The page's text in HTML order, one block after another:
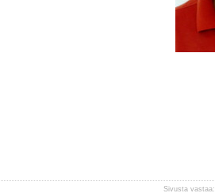
Sivusta vastaa: